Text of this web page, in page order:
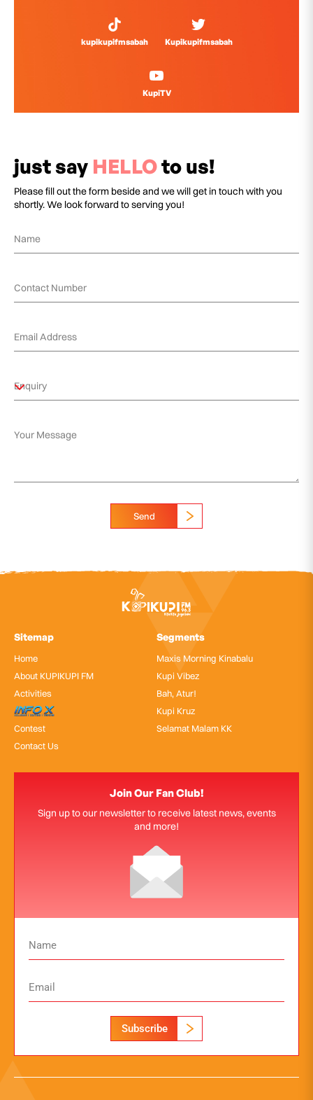
kupikupifmsabah Kupikupifmsabah
KupiTV
just say HELLOto us!
Please fill out the form beside and we will get in touch with you
shortly. We look forward to serving you!
Send
Sitemap
Home
About KUPIKUPI FM
Activities
InfoX
Contest
Contact Us
Segments
Maxis Morning Kinabalu
Kupi Vibez
Bah, Atur!
Kupi Kruz
Selamat Malam KK
Join Our Fan Club!
Sign up to our newsletter to receive latest news, events
and more!
Subscribe